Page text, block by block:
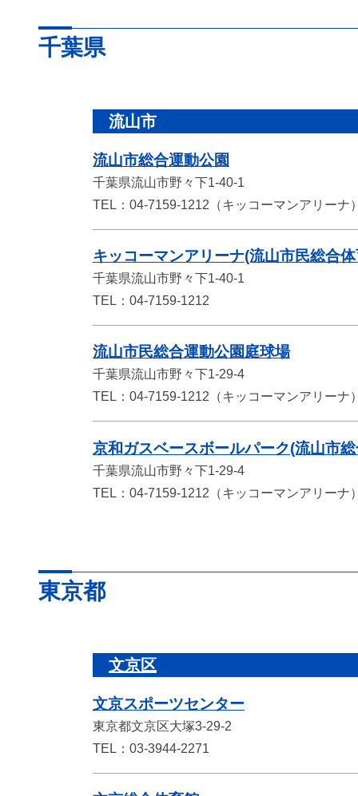
千葉県
流山市
流山市総合運動公園
千葉県流山市野々下1-40-1
TEL：04-7159-1212（キッコーマンアリーナ）
キッコーマンアリーナ(流山市民総合
千葉県流山市野々下1-40-1
TEL：04-7159-1212
流山市民総合運動公園庭球場
千葉県流山市野々下1-29-4
TEL：04-7159-1212（キッコーマンアリーナ）
京和ガスベースボールパーク(流山市
千葉県流山市野々下1-29-4
TEL：04-7159-1212（キッコーマンアリーナ）
東京都
文京区
文京スポーツセンター
東京都文京区大塚3-29-2
TEL：03-3944-2271